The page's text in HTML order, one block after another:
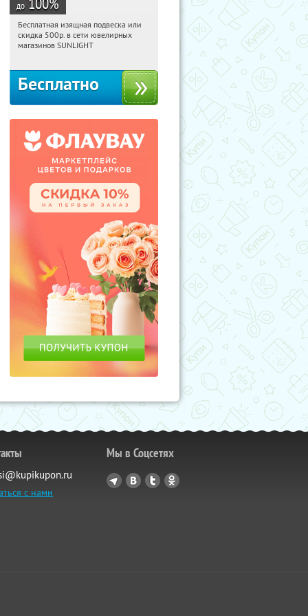
до
02:09:50 Получили:
Россия
Бесплатная изящная подвеска или
скидка 500р. в сети ювелирных
магазинов SUNLIGHT
Бесплатно
с нами
Мы в Соцсетях